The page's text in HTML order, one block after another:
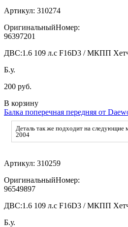
Артикул: 310274
ОригинальныйНомер:
96397201
ДВС:1.6 109 л.с F16D3 / МКПП
Б.у.
200 руб.
В корзину
Балка поперечная передняя от
Деталь так же подходит на следующие
2004
Артикул: 310259
ОригинальныйНомер:
96549897
ДВС:1.6 109 л.с F16D3 / МКПП
Б.у.